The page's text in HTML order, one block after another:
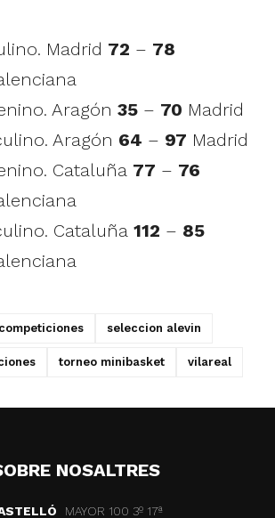
Madrid 72 – 78
Aragón 35 – 70 Madrid
Aragón 64 – 97 Madrid
Cataluña 77 – 76
Cataluña 112 – 85
competiciones seleccion alevin
torneo minibasket vilareal
NOSALTRES
MAYOR 100 3º 17ª